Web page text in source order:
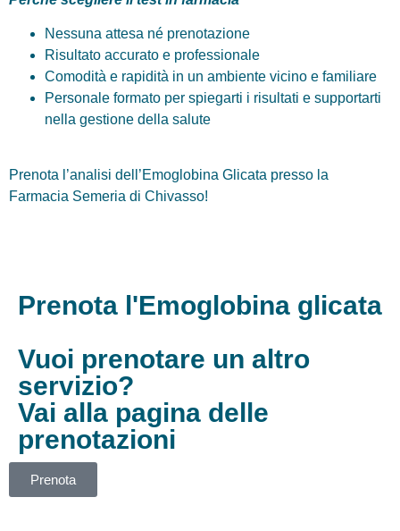
Nessuna attesa né prenotazione
Risultato accurato e professionale
Comodità e rapidità in un ambiente vicino e familiare
Personale formato per spiegarti i risultati e supportarti
nella gestione della salute
Prenota l’analisi dell’Emoglobina Glicata presso la
Farmacia Semeria di Chivasso!
Prenota l'Emoglobina glicata
Vuoi prenotare un altro
servizio?
Vai alla pagina delle
prenotazioni
Prenota